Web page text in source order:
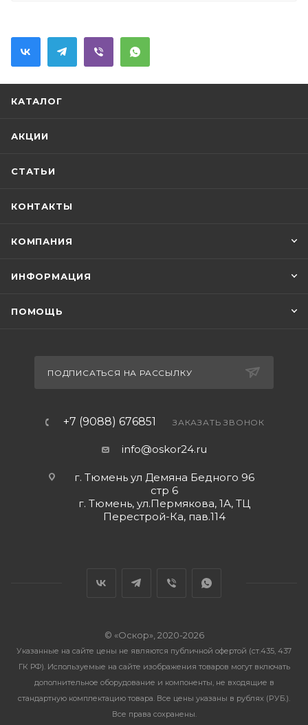
КАТАЛОГ
АКЦИИ
СТАТЬИ
КОНТАКТЫ
КОМПАНИЯ
ИНФОРМАЦИЯ
ПОМОЩЬ
ПОДПИСАТЬСЯ НА РАССЫЛКУ
+7 (9088) 676851 ЗАКАЗАТЬ ЗВОНОК
info@oskor24.ru
г. Тюмень ул Демяна Бедного 96
стр 6
г. Тюмень, ул.Пермякова, 1А, ТЦ
Перестрой-Ка, пав.114
© «Оскор», 2020-2026
Указанные на сайте цены не являются публичной офертой (ст.435, 437
ГК РФ). Используемые на сайте изображения товаров могут включать
дополнительное оборудование и компоненты, не входящие в
стандартную комплектацию товара. Все цены указаны в рублях (PУБ.).
Все права сохранены.